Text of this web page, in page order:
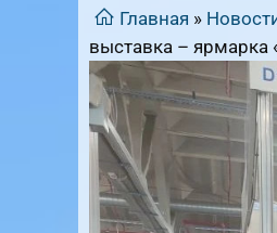
Главная »
выставка – ярмарка